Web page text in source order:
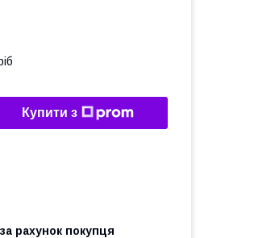
Купити з
за рахунок покупця